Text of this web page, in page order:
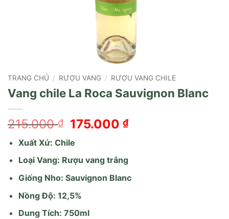
TRANG CHỦ / RƯỢU VANG / RƯỢU VANG CHILE
Vang chile La Roca Sauvignon Blanc
215.000₫
Giá
là:
215.000 ₫.
175.000₫Giá
là:
Xuất Xứ: Chile
Loại Vang: Rượu vang trắng
Giống Nho: Sauvignon Blanc
Nồng Độ: 12,5%
Dung Tích: 750ml